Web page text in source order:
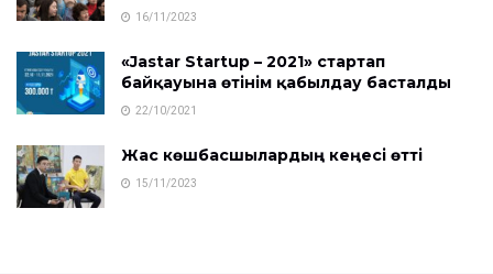
16/11/2023
«Jastar Startup – 2021» стартап
байқауына өтінім қабылдау басталды
22/10/2021
Жас көшбасшылардың кеңесі өтті
15/11/2023